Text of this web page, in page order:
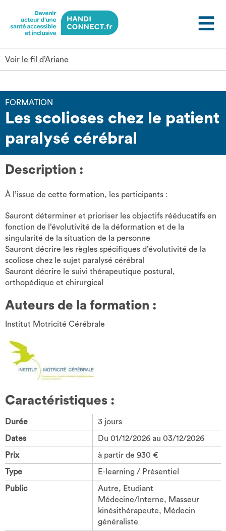
Voir le fil d’Ariane
FORMATION
Les scolioses chez le patient
paralysé cérébral
Description :
À l’issue de cette formation, les participants :
Sauront déterminer et prioriser les objectifs rééducatifs en
fonction de l’évolutivité de la déformation et de la
singularité de la situation de la personne
Sauront décrire les règles spécifiques d’évolutivité de la
scoliose chez le sujet paralysé cérébral
Sauront décrire le suivi thérapeutique postural,
orthopédique et chirurgical
Auteurs de la formation :
Institut Motricité Cérébrale
Caractéristiques :
Durée 3 jours
Dates Du 01/12/2026 au 03/12/2026
Prix à partir de 930 €
Type E-learning / Présentiel
Public
Autre, Etudiant
Médecine/Interne, Masseur
kinésithérapeute, Médecin
généraliste